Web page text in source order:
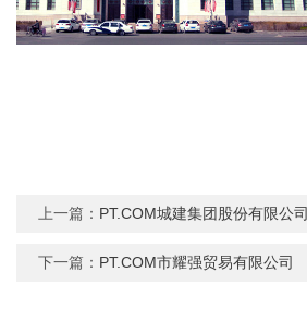
上一篇： PT.COM城建集团股份有限公司
下一篇： PT.COM市耀强贸易有限公司